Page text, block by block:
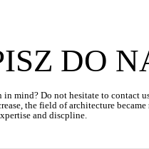
DO
in mind? Do not hesitate to contact
the field of architecture
and discpline.